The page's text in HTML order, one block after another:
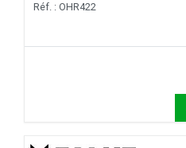
Réf. : OHR422